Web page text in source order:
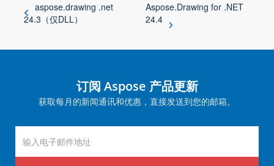
aspose.drawing .net
24.3（仅DLL）
Aspose.Drawing for .NET
24.4
订阅 Aspose 产品更新
获取每月的新闻通讯和优惠，直接发送到您的邮箱。